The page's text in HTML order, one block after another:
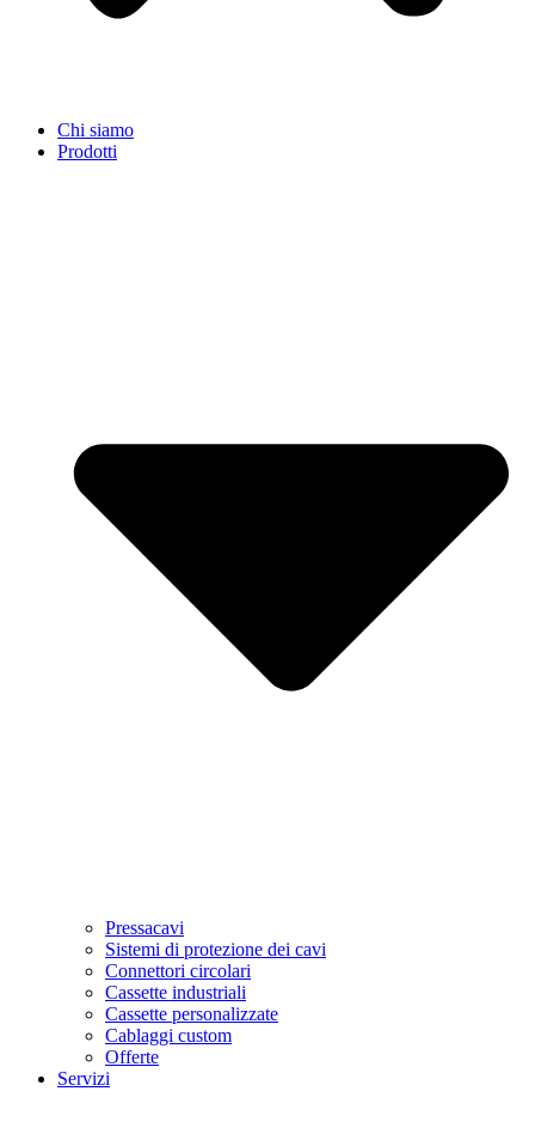
Chi siamo
Prodotti
Pressacavi
Sistemi di protezione dei cavi
Connettori circolari
Cassette industriali
Cassette personalizzate
Cablaggi custom
Offerte
Servizi